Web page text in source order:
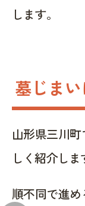
します。
墓じま
山形県三川
しく紹介しま
順不同で進